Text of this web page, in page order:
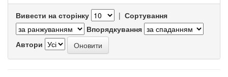
Вивести на сторінку | Сортування
Впорядкування
Автори